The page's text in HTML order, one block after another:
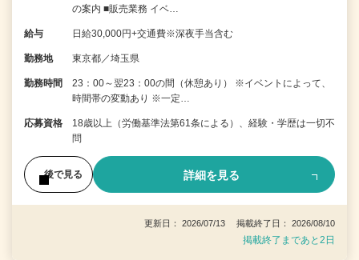
の案内 ■販売業務 イベ…
給与 日給30,000円+交通費※深夜手当含む
勤務地 東京都／埼玉県
勤務時間
23：00～翌23：00の間（休憩あり） ※イベントによって、
時間帯の変動あり ※一定…
応募資格
18歳以上（労働基準法第61条による）、経験・学歴は一切不
問
後で見る 詳細を見る
更新日： 2026/07/13 掲載終了日： 2026/08/10
掲載終了まであと2日